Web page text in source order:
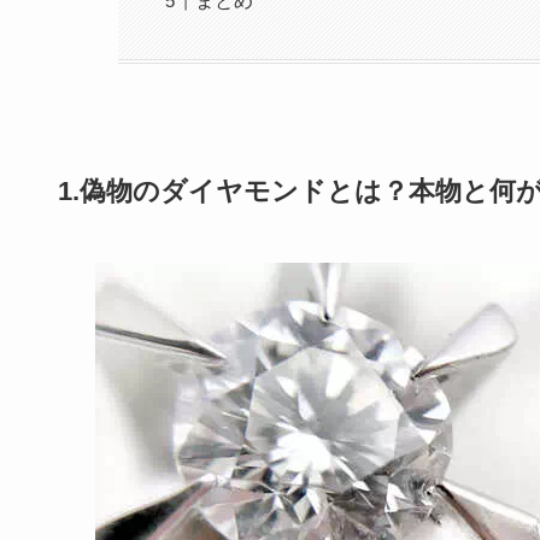
1.偽物のダイヤモンドとは？本物と何